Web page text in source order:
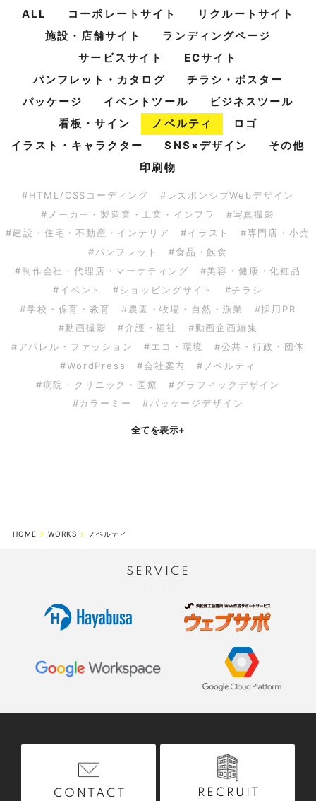
ALL コーポレートサイト
リクルートサイト
施設・店舗サイト
ランディングページ
サービスサイト
ECサイト
パンフレット・カタログ
チラシ・ポスター
パッケージ
イベントツール
ビジネスツール
看板・サイン
ノベルティ
ロゴ
イラスト・キャラクター
SNS×デザイン
その他
印刷物
#HTML/CSSコーディング
#レスポンシブWebデザイン
#メーカー・製造業・工業・インフラ
#写真撮影
#建設・住宅・不動産・インテリア
#イラスト
#専門店・小売
#パンフレット
#食品・飲食
#制作会社・代理店・マーケティング
#美容・健康・化粧品
#イベント
#ショッピングサイト
#チラシ
#学校・保育・教育
#農園・牧場・自然・漁業
#採用PR
#動画撮影
#介護・福祉
#動画企画編集
#アパレル・ファッション
#エコ・環境
#公共・行政・団体
#WordPress
#会社案内
#ノベルティ
#病院・クリニック・医療
#グラフィックデザイン
#カラーミー
#パッケージデザイン
全てを表示+
HOME WORKS ノベルティ
SERVICE
CONTACT RECRUIT